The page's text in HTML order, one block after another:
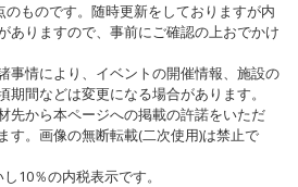
ものです。随時更新をしておりますが内
ありますので、事前にご確認の上おでかけ
事情により、イベントの開催情報、施設の
間などは変更になる場合があります。
先から本ページへの掲載の許諾をいただ
す。画像の無断転載(二次使用)は禁止で
10％の内税表示です。